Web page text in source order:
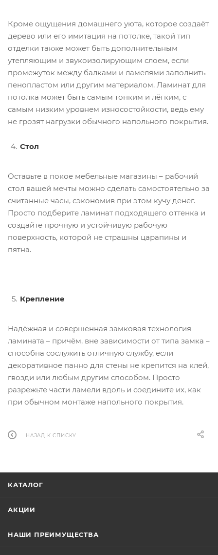
Кроме ощущения домашнего уюта, которое создаёт
дерево или его имитация на потолке, такой тип
отделки также может быть дополнительным
утепляющим и звукоизолирующим слоем, если
промежуток между балками и ламелями заполнить
пенопластом или другим материалом. Ламинат для
потолка может быть самым тонким и лёгким, с
самым низким уровнем износостойкости, ведь ему
не грозят нагрузки обычного напольного покрытия.
Стол
Оставьте в покое мебельные магазины – рабочий
стол вашей мечты можно сделать самостоятельно за
считанные часы, сэкономив при этом кучу денег.
Просто подберите ламинат подходящего оттенка и
создайте прочную и устойчивую рабочую
поверхность, которой не страшны царапины и
пятна.
Крепление
Надёжная и совершенная замковая технология
ламината – причём, вне зависимости от типа замка –
способна сослужить отличную службу, если
декоративное панно для стены не крепится на клей,
гвозди или любым другим способом. Просто
разрежьте части ламели вдоль и соедините их, как
при обычном монтаже напольного покрытия.
НАЗАД К СПИСКУ
КАТАЛОГ
АКЦИИ
НАШИ ПРЕИМУЩЕСТВА